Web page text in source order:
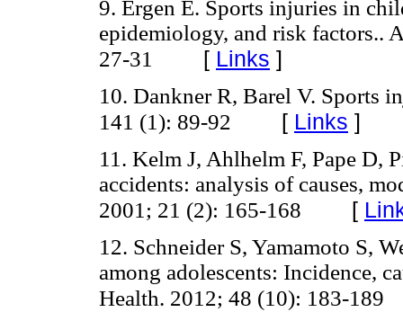
9. Ergen E. Sports injuries in
epidemiology, and risk factors..
27-31
[ Links ]
10. Dankner R, Barel V. Sports
141 (1): 89-92 [ Links ]
11. Kelm J, Ahlhelm F, Pape D,
accidents: analysis of causes,
2001; 21 (2): 165-168 [
12. Schneider S, Yamamoto S,
among adolescents: Incidence,
Health. 2012; 48 (10): 183-189